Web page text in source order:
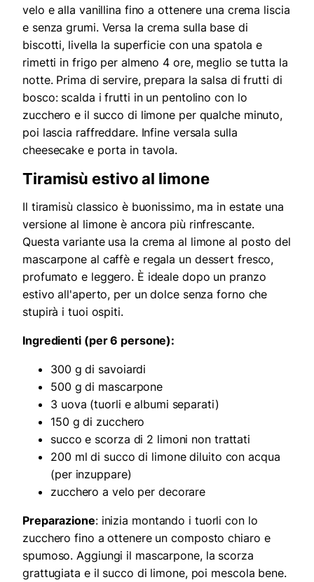
velo e alla vanillina fino a ottenere una crema liscia
e senza grumi. Versa la crema sulla base di
biscotti, livella la superficie con una spatola e
rimetti in frigo per almeno 4 ore, meglio se tutta la
notte. Prima di servire, prepara la salsa di frutti di
bosco: scalda i frutti in un pentolino con lo
zucchero e il succo di limone per qualche minuto,
poi lascia raffreddare. Infine versala sulla
cheesecake e porta in tavola.
Tiramisù estivo al limone
Il tiramisù classico è buonissimo, ma in estate una
versione al limone è ancora più rinfrescante.
Questa variante usa la crema al limone al posto del
mascarpone al caffè e regala un dessert fresco,
profumato e leggero. È ideale dopo un pranzo
estivo all'aperto, per un dolce senza forno che
stupirà i tuoi ospiti.
Ingredienti (per 6 persone):
300 g di savoiardi
500 g di mascarpone
3 uova (tuorli e albumi separati)
150 g di zucchero
succo e scorza di 2 limoni non trattati
200 ml di succo di limone diluito con acqua
(per inzuppare)
zucchero a velo per decorare
Preparazione: inizia montando i tuorli con lo
zucchero fino a ottenere un composto chiaro e
spumoso. Aggiungi il mascarpone, la scorza
grattugiata e il succo di limone, poi mescola bene.